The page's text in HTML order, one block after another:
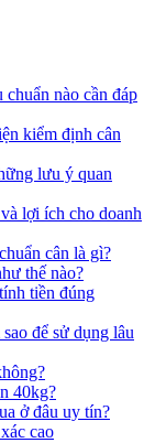
nào cần đáp
kiểm định cân
lưu ý quan
lợi ích cho doanh
cân là gì?
thế nào?
tiền đúng
để sử dụng lâu
40kg?
ở đâu uy tín?
cao